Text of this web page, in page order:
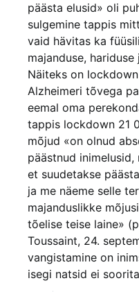
päästa elusid» oli
sulgemine tappis
vaid hävitas ka
majanduse,
Näiteks on
Alzheimeri tõvega
eemal oma
tappis lockdown 21
mõjud «on olnud
päästnud
et suudetakse
ja me näeme selle
majanduslikke
tõelise teise laine»
Toussaint, 24.
vangistamine on
isegi natsid ei